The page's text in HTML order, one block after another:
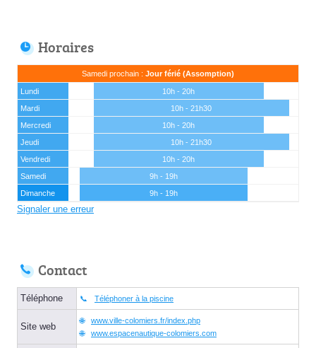
Horaires
Samedi prochain : Jour férié (Assomption)
Lundi
10h - 20h
Mardi
10h - 21h30
Mercredi
10h - 20h
Jeudi
10h - 21h30
Vendredi
10h - 20h
Samedi
9h - 19h
Dimanche
9h - 19h
Signaler une erreur
Contact
Téléphone Téléphoner à la piscine
Site web
www.ville-colomiers.fr/index.php
www.espacenautique-colomiers.com